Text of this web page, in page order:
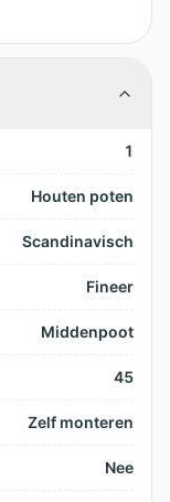
1
Houten poten
Scandinavisch
Fineer
Middenpoot
45
Zelf monteren
Nee